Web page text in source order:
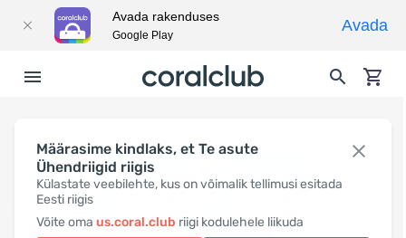
Määrasime kindlaks, et Te asute
Ühendriigid riigis
Külastate veebilehte, kus on võimalik tellimusi esitada
Eesti riigis
Võite oma us.coral.club riigi kodulehele liikuda
Avada rakenduses
Google Play
Avada